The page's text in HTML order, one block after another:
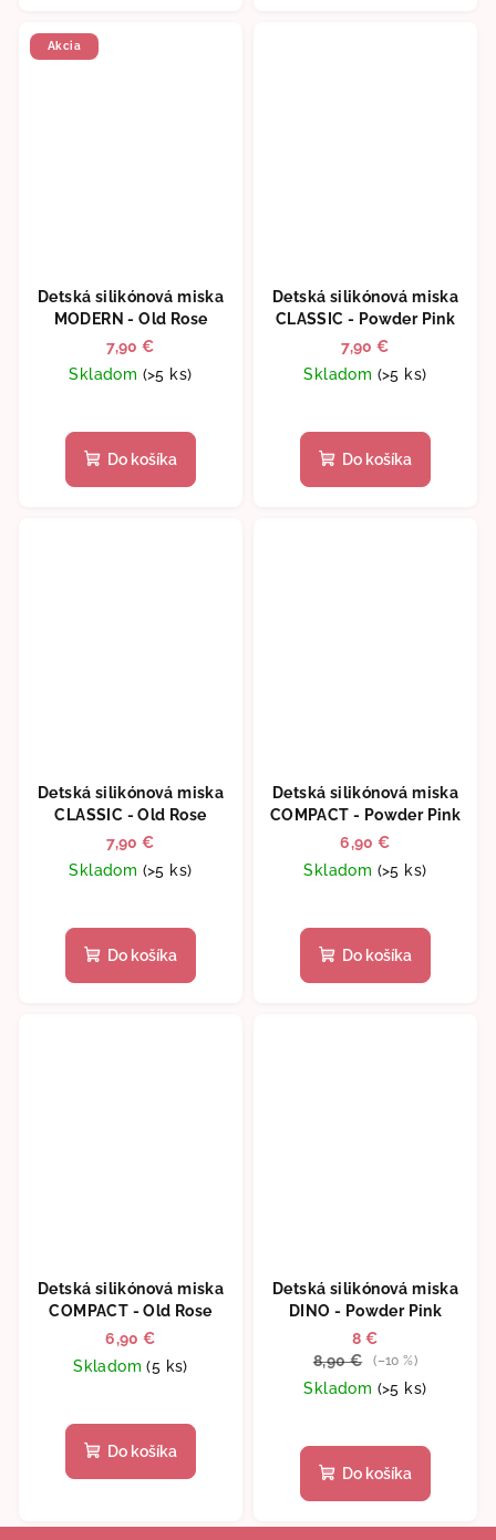
Akcia
Detská silikónová miska
MODERN - Old Rose
7,90 €
Skladom (>5 ks)
hodnotenie
produktu
Do košíka
Detská silikónová miska
CLASSIC - Powder Pink
7,90 €
Skladom (>5 ks)
Do košíka
Detská silikónová miska
CLASSIC - Old Rose
7,90 €
Skladom (>5 ks)
hodnotenie
produktu
Do košíka
Detská silikónová miska
COMPACT - Powder Pink
6,90 €
Skladom (>5 ks)
Do košíka
Detská silikónová miska
COMPACT - Old Rose
6,90 €
Skladom(5 ks)
Do košíka
Detská silikónová miska
DINO - Powder Pink
8 €
8,90 €
(–10 %)
Skladom (>5 ks)
Do košíka